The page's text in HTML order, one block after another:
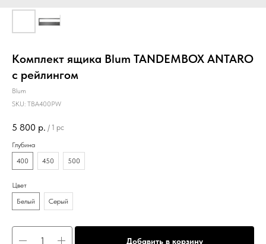
Комплект ящика Blum TANDEMBOX ANTARO
с рейлингом
Blum
SKU: TBA400РW
5 800 р. / 1 pc
Глубина
400
450 500
Цвет
Белый
Серый
Добавить в корзину